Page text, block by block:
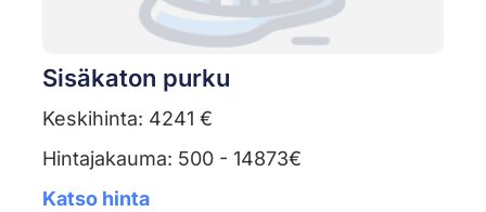
Sisäkaton purku
Keskihinta: 4241 €
Hintajakauma: 500 - 14873€
Katso hinta